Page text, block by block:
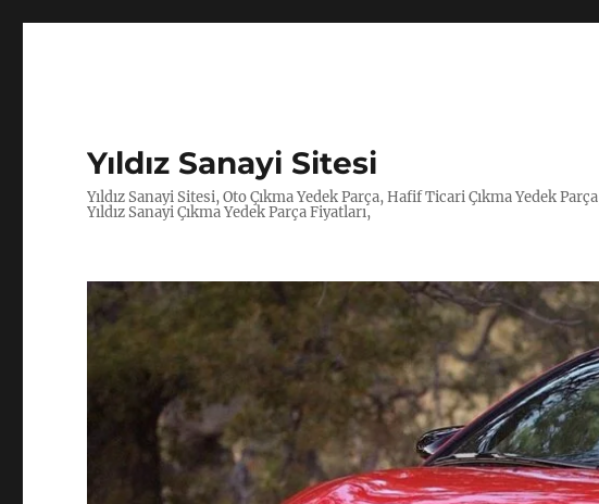
Yıldız Sanayi Sitesi
Yıldız Sanayi Sitesi, Oto Çıkma Yedek Parça, Hafif Ticari Çıkma Yedek
Yıldız Sanayi Çıkma Yedek Parça Fiyatları,